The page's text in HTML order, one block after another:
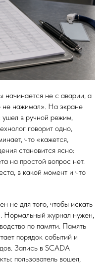
не с аварии, а
не нажимал». На экране
в ручной режим,
говорит одно,
что «кажется,
становится ясно:
на простой вопрос нет.
в какой момент и что
не для того, чтобы искать
Нормальный журнал нужен,
по памяти. Память
порядок событий и
Запись в SCADA
пользователь вошел,